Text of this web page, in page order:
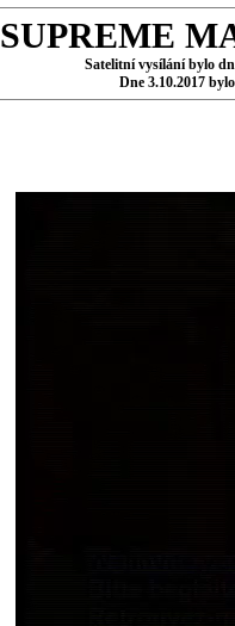
SUPREME
Satelitní vysílání bylo
Dne 3.10.2017